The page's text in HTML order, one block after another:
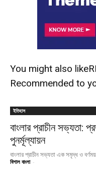
You might also like
Recommended to
ইতিহাস
বাংলার প্রাচীন সভ্যতা:
পুনর্মূল্যায়ন
বাংলার প্রাচীন সভ্যতা এক সমৃদ্ধ ও
বিশাল বাংলা -